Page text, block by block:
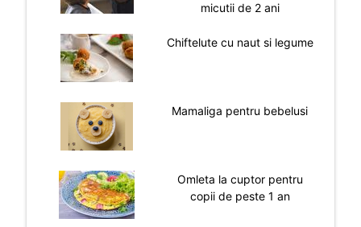
micutii de 2 ani
Chiftelute cu naut si legume
Mamaliga pentru bebelusi
Omleta la cuptor pentru
copii de peste 1 an